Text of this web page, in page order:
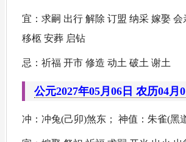
宜：求嗣 出行 解除 订盟 纳采 嫁娶 会
移柩 安葬 启钻
忌：祈福 开市 修造 动土 破土 谢土
公元2027年05月06日 农历04月
冲：冲兔(己卯)煞东； 神值：朱雀(黑